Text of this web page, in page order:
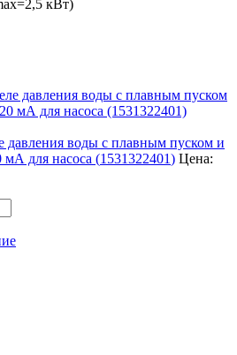
кВт)
давления воды с плавным пуском и
для насоса (1531322401) Цена: